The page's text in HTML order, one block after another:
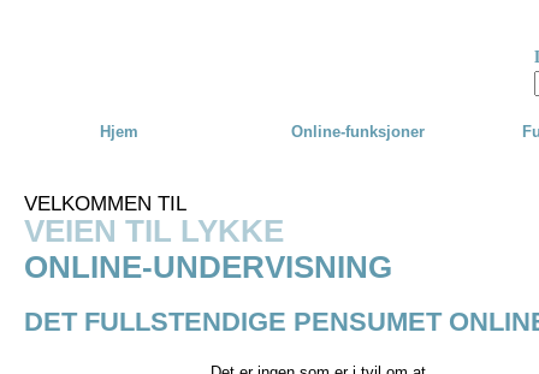
Hjem Online-funksjoner
VELKOMMEN TIL
VEIEN TIL LYKKE
ONLINE-UNDERVISNING
DET FULLSTENDIGE PENSUMET